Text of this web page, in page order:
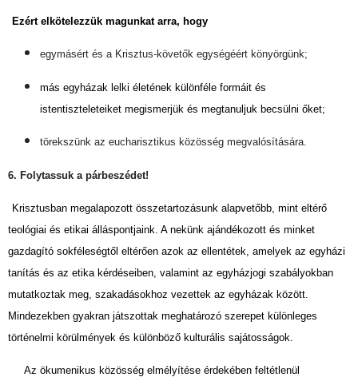
Ezért elkötelezzük magunkat arra, hogy
egymásért és a Krisztus-követők egységéért könyörgünk;
más egyházak lelki életének különféle formáit és
istentiszteleteiket megismerjük és megtanuljuk becsülni őket;
törekszünk az eucharisztikus közösség megvalósítására.
6. Folytassuk a párbeszédet!
Krisztusban megalapozott összetartozásunk alapvetőbb, mint eltérő
teológiai és etikai álláspontjaink. A nekünk ajándékozott és minket
gazdagító sokféleségtől eltérően azok az ellentétek, amelyek az egyházi
tanítás és az etika kérdéseiben, valamint az egyházjogi szabályokban
mutatkoztak meg, szakadásokhoz vezettek az egyházak között.
Mindezekben gyakran játszottak meghatározó szerepet különleges
történelmi körülmények és különböző kulturális sajátosságok.
Az ökumenikus közösség elmélyítése érdekében feltétlenül